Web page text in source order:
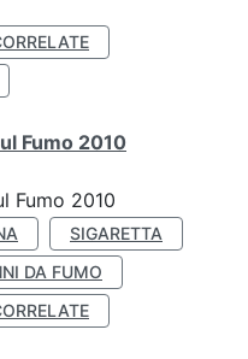
Fumo 2010
Fumo 2010
SIGARETTA
DA FUMO